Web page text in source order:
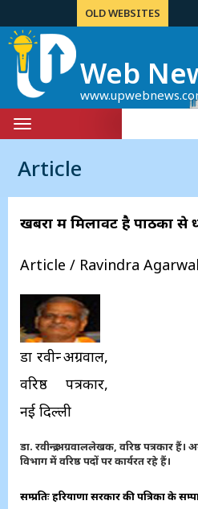
OLD WEBSITES
Web
Toggle
navigation
Article
खबरों में मिलावट है पाठकों से
Article / Ravindra Agarwal
डा रवीन्द्र अग्रवाल,
वरिष्ठ पत्रकार,
नई दिल्ली
डा. रवीन्द्र अग्रवाललेखक, वरिष्ठ पत्रकार हैं।
विभाग में वरिष्ठ पदों पर कार्यरत रहे हैं।
सम्प्रतिः हरियाणा सरकार की पत्रिका के